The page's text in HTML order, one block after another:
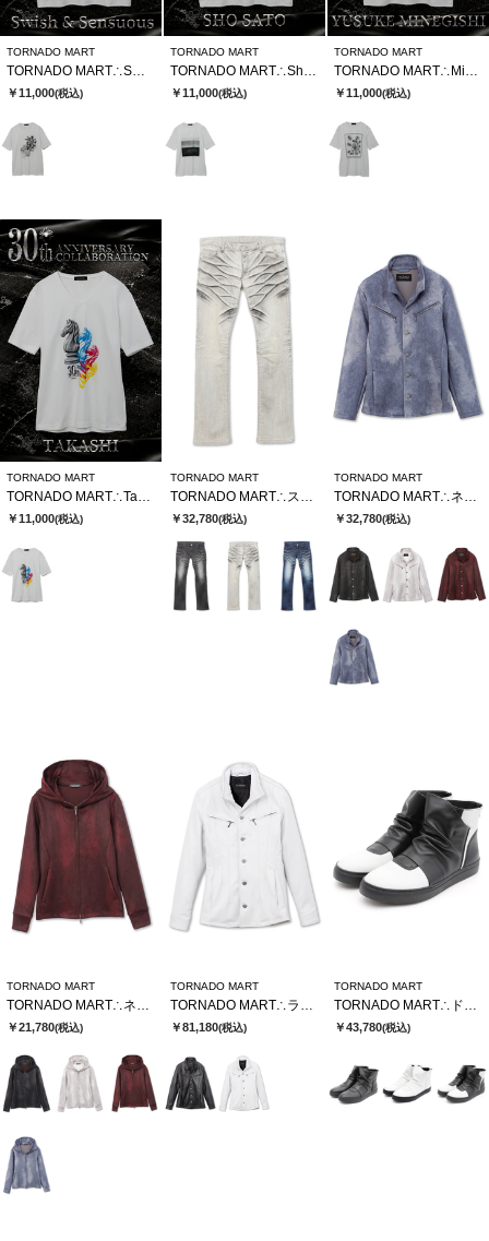
TORNADO MART
￥11,000(税込)
TORNADO MART
￥11,000(税込)
TORNADO MART
￥11,000(税込)
TORNADO MART
TORNADO MART∴TakashixTMコラボTシャツ
￥11,000(税込)
TORNADO MART
TORNADO MART∴ストロングダークダイシューカットデニム
￥32,780(税込)
TORNADO MART
TORNADO MART∴ネオシャツブルゾン
￥32,780(税込)
TORNADO MART
￥21,780(税込)
TORNADO MART
￥81,180(税込)
TORNADO MART
￥43,780(税込)